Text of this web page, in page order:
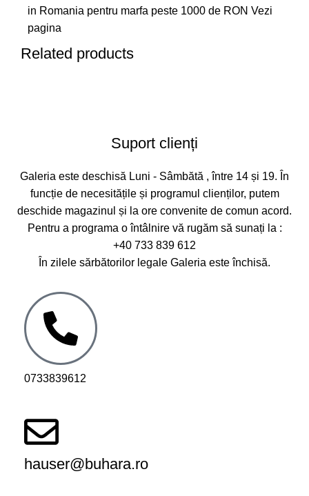
in Romania pentru marfa peste 1000 de RON Vezi
pagina
Related products
Suport clienți
Galeria este deschisă Luni - Sâmbătă , între 14 și 19. În
funcție de necesitățile și programul clienților, putem
deschide magazinul și la ore convenite de comun acord.
Pentru a programa o întâlnire vă rugăm să sunați la :
+40 733 839 612
În zilele sărbătorilor legale Galeria este închisă.
0733839612
hauser@buhara.ro